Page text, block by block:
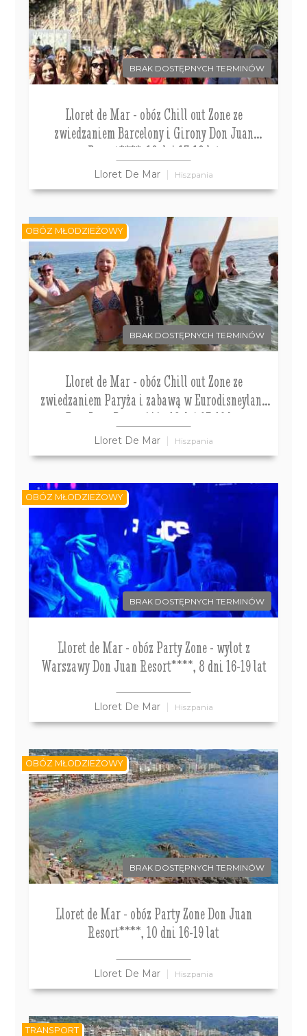
BRAK DOSTĘPNYCH TERMINÓW
Lloret de Mar - obóz Chill out Zone ze
zwiedzaniem Barcelony i Girony Don Juan
Resort****, 10 dni 13-18 lat
Lloret De Mar Hiszpania
BRAK DOSTĘPNYCH TERMINÓW
Lloret de Mar - obóz Chill out Zone ze
zwiedzaniem Paryża i zabawą w Eurodisneyland
Don Juan Resort*** , 12 dni 13-19 lat
Lloret De Mar Hiszpania
OBÓZ MŁODZIEŻOWY
BRAK DOSTĘPNYCH TERMINÓW
Lloret de Mar - obóz Party Zone - wylot z
Warszawy Don Juan Resort****, 8 dni 16-19 lat
Lloret De Mar Hiszpania
OBÓZ MŁODZIEŻOWY
BRAK DOSTĘPNYCH TERMINÓW
Lloret de Mar - obóz Party Zone Don Juan
Resort****, 10 dni 16-19 lat
Lloret De Mar Hiszpania
OBÓZ MŁODZIEŻOWY
TRANSPORT